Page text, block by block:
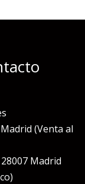
(Venta al
Madrid